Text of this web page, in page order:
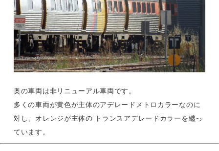
奥の車両は非リニューアル車両です。
多くの車両が黄色が主体のアデレードメトロカラーなのに
対し、オレンジが主体の トランスアデレードカラーを纏っ
ています。